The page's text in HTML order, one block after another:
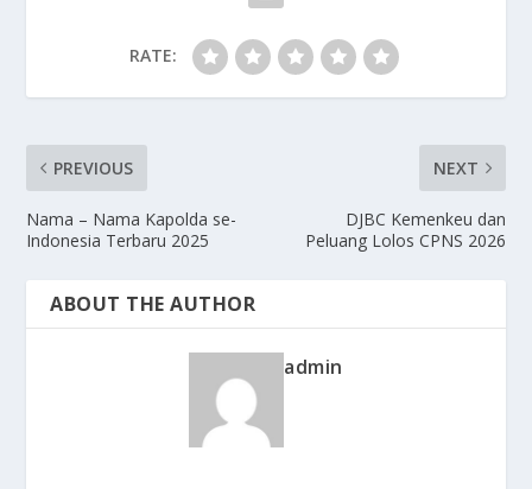
RATE:
PREVIOUS
Nama – Nama Kapolda se-
Indonesia Terbaru 2025
NEXT
DJBC Kemenkeu dan
Peluang Lolos CPNS 2026
ABOUT THE AUTHOR
admin